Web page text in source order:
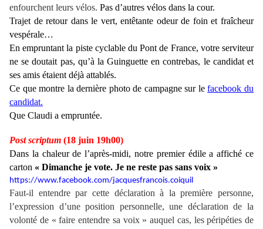
enfourchent leurs vélos. Pas d’autres vélos dans la cour.
Trajet de retour dans le vert, entêtante odeur de foin et fraîcheur
vespérale…
En empruntant la piste cyclable du Pont de France, votre serviteur
ne se doutait pas, qu’à la Guinguette en contrebas, le candidat et
ses amis étaient déjà attablés.
Ce que montre la dernière photo de campagne sur lefacebook du
candidat.
Que Claudi a empruntée.
Post scriptum (18 juin 19h00)
Dans la chaleur de l’après-midi, notre premier édile a affiché ce
carton « Dimanche je vote. Je ne reste pas sans voix »
https://www.facebook.com/jacquesfrancois.coiquil
Faut-il entendre par cette déclaration à la première personne,
l’expression d’une position personnelle,une déclaration de la
volonté de « faire entendre sa voix » auquel cas, les péripéties de